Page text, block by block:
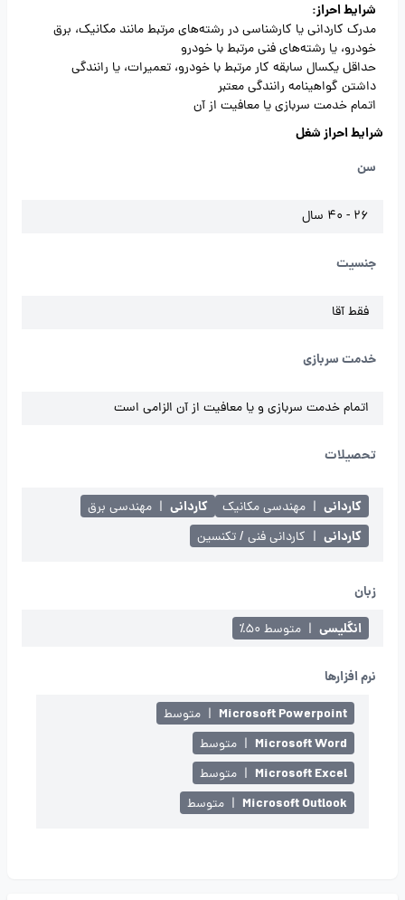
شرایط احراز:
مدرک کاردانی یا کارشناسی در رشته‌های مرتبط مانند مکانیک، برق
خودرو، یا رشته‌های فنی مرتبط با خودرو
حداقل یکسال سابقه کار مرتبط با خودرو، تعمیرات، یا رانندگی
داشتن گواهینامه رانندگی معتبر
اتمام خدمت سربازی یا معافیت از آن
شرایط احراز شغل
سن
26 - 40 سال
جنسیت
فقط آقا
خدمت سربازی
اتمام خدمت سربازی و یا معافیت از آن الزامی است
تحصیلات
کاردانی | مهندسی مکانیک کاردانی | مهندسی برق
کاردانی | کاردانی فنی / تکنسین
زبان
انگلیسی | متوسط ۵۰٪
نرم افزارها
Microsoft Powerpoint
| متوسط
Microsoft Word
| متوسط
Microsoft Excel
| متوسط
Microsoft Outlook
| متوسط